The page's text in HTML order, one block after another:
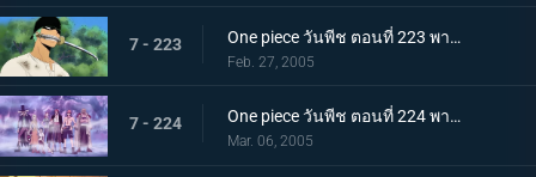
7 - 223 One piece วันพีช ตอนที่ 223 พากย์ไทย โซโลหันคมเขี้ยว! สัตว์ป่าที่ขวางทาง!
Feb. 27, 2005
7 - 224 One piece วันพีช ตอนที่ 224 พากย์ไทย การโต้กลับของหัวขโมยความทรงจำที่เผยธาตุแท้!!
Mar. 06, 2005